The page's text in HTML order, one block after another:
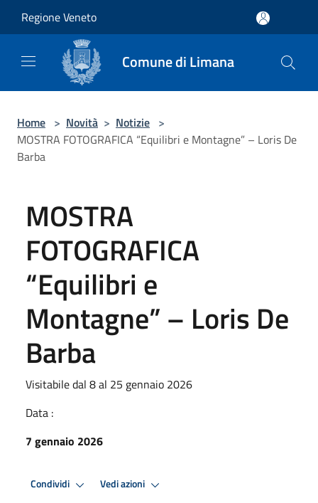
Regione Veneto
Comune di Limana
Home > Novità > Notizie >
MOSTRA FOTOGRAFICA “Equilibri e Montagne” – Loris De
Barba
MOSTRA
FOTOGRAFICA
“Equilibri e
Montagne” – Loris De
Barba
Visitabile dal 8 al 25 gennaio 2026
Data :
7 gennaio 2026
Condividi Vedi azioni